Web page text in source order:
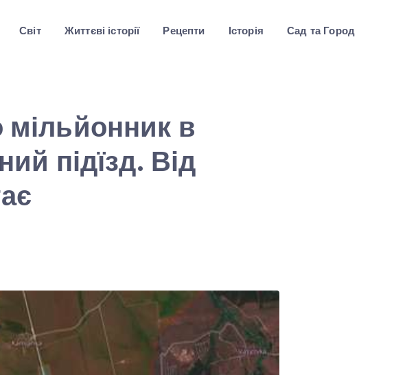
Світ Життєві історії Рецепти Історія Сад та Город
мільйонник в
підїзд. Від